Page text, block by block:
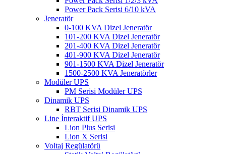
Power Pack Serisi 6/10 kVA
Jeneratör
0-100 KVA Dizel Jeneratör
101-200 KVA Dizel Jeneratör
201-400 KVA Dizel Jeneratör
401-900 KVA Dizel Jeneratör
901-1500 KVA Dizel Jeneratör
1500-2500 KVA Jeneratörler
Modüler UPS
PM Serisi Modüler UPS
Dinamik UPS
RBT Serisi Dinamik UPS
Line İnteraktif UPS
Lion Plus Serisi
Lion X Serisi
Voltaj Regülatörü